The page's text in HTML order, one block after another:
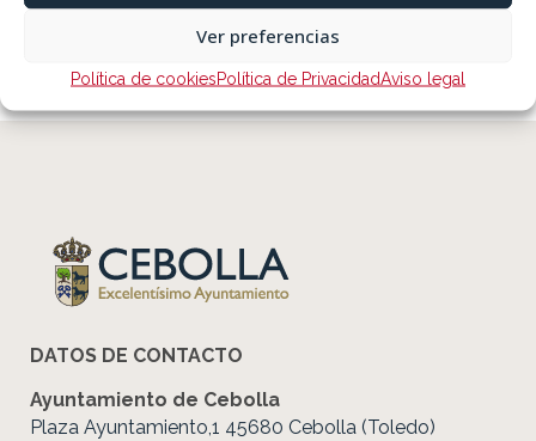
Ver preferencias
Política de cookiesPolítica de PrivacidadAviso legal
3.07.2026
DATOS DE CONTACTO
Ayuntamiento de Cebolla
Plaza Ayuntamiento,1 45680 Cebolla (Toledo)